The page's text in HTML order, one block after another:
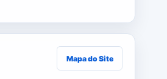
Mapa do Site